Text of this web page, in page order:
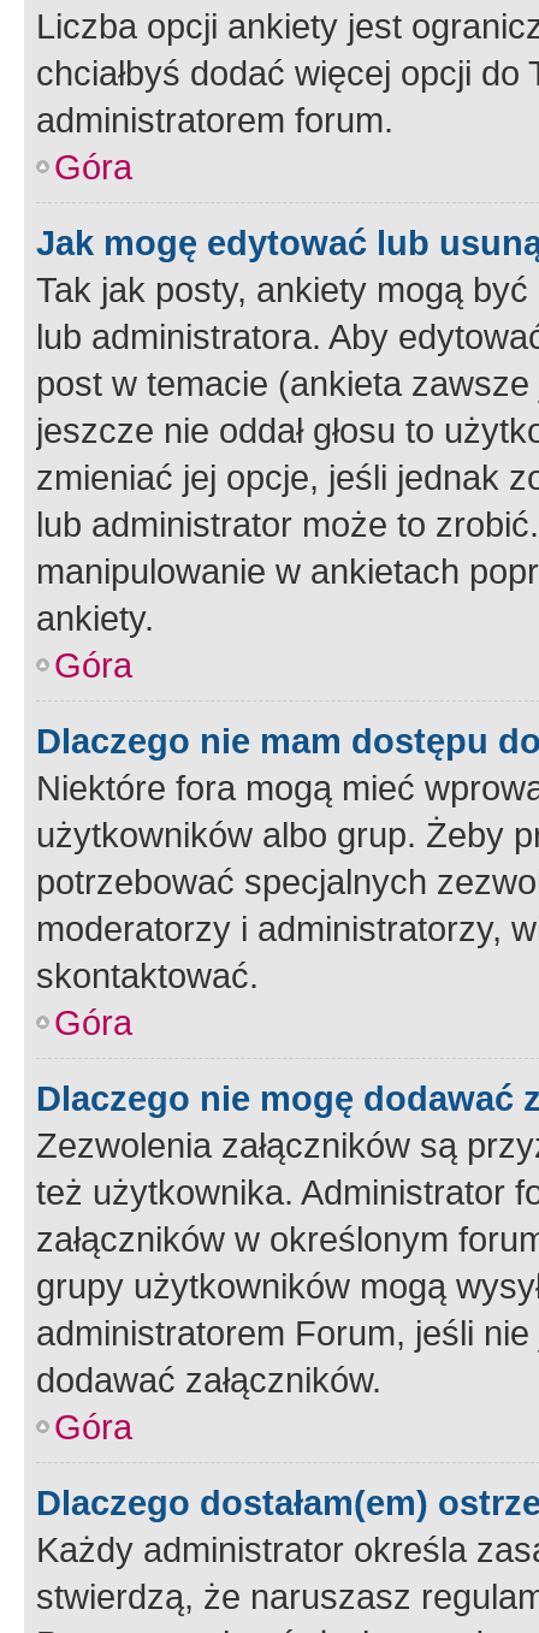
Liczba opcji ankiety jest
chciałbyś dodać więcej opcji
administratorem forum.
Góra
Jak mogę edytować lub
Tak jak posty, ankiety mogą
lub administratora. Aby
post w temacie (ankieta
jeszcze nie oddał głosu to
zmieniać jej opcje, jeśli jednak
lub administrator może to
manipulowanie w ankietach
ankiety.
Góra
Dlaczego nie mam dostępu
Niektóre fora mogą mieć
użytkowników albo grup. Żeby
potrzebować specjalnych
moderatorzy i administratorzy,
skontaktować.
Góra
Dlaczego nie mogę dodawać
Zezwolenia załączników są
też użytkownika. Administrator
załączników w określonym
grupy użytkowników mogą
administratorem Forum, jeśli
dodawać załączników.
Góra
Dlaczego dostałam(em)
Każdy administrator określa
stwierdzą, że naruszasz